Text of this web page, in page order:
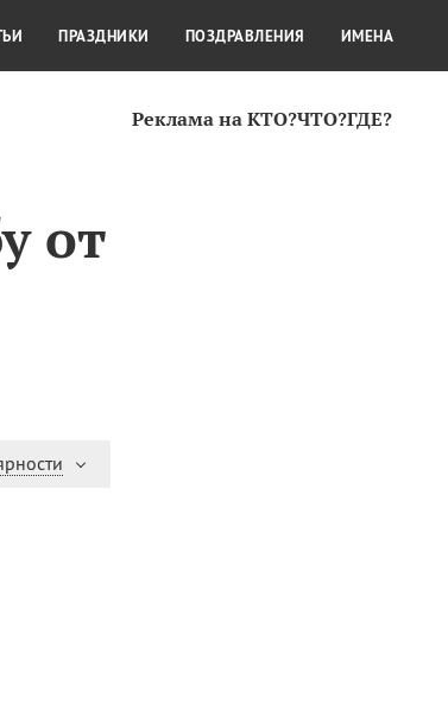
от
Реклама на КТО?ЧТО?ГДЕ?
КУЛЬТУРА КРАСОТА
ПРАЗДНИКИ ПОЗДРАВЛЕНИЯ ИМЕНА